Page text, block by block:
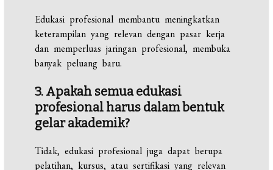
Edukasi profesional membantu meningkatkan
keterampilan yang relevan dengan pasar kerja
dan memperluas jaringan profesional, membuka
banyak peluang baru.
3. Apakah semua edukasi
profesional harus dalam bentuk
gelar akademik?
Tidak, edukasi profesional juga dapat berupa
pelatihan, kursus, atau sertifikasi yang relevan